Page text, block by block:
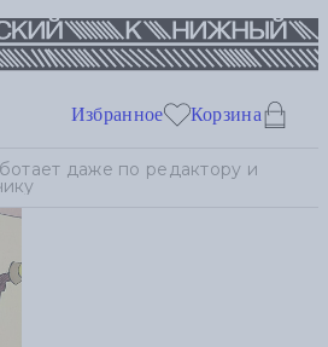
Избранное Корзина